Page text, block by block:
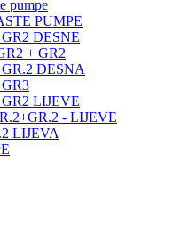
pumpe
PUMPE
DESNE
+ GR2
DESNA
GR2 LIJEVE
- LIJEVE
LIJEVA